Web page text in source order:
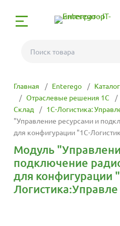
с сайтами
с 1С
для
для
сервера, ПК,
и
1С
сайта
1С
лицензии 1С
15-65
15-65
99-39
Главная Enterego
Отраслевые решения 1С
Склад
1С-Логистика:
"Управление ресурсами и
для конфигурации "1С-
Модуль
подключение
для конфигурации
Логистика:Управле